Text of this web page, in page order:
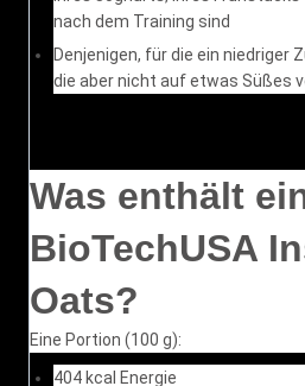
nach dem Training sind
Denjenigen, für die ein niedriger
die aber nicht auf etwas Süßes
Was enthält
BioTechUSA
Oats?
Eine Portion (100 g):
404 kcal Energie